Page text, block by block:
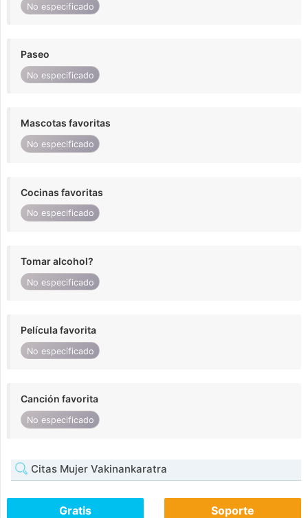
No especificado
Paseo
No especificado
Mascotas favoritas
No especificado
Cocinas favoritas
No especificado
Tomar alcohol?
No especificado
Película favorita
No especificado
Canción favorita
No especificado
Citas Mujer Vakinankaratra
Gratis Soporte